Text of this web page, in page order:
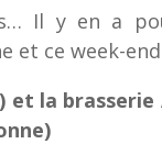
Il y en a
et ce week-
et la brasserie